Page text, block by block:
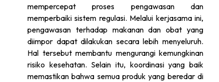
mempercepat proses pengawasan dan
memperbaiki sistem regulasi. Melalui kerjasama ini,
pengawasan terhadap makanan dan obat yang
diimpor dapat dilakukan secara lebih menyeluruh.
Hal tersebut membantu mengurangi kemungkinan
risiko kesehatan. Selain itu, koordinasi yang baik
memastikan bahwa semua produk yang beredar di